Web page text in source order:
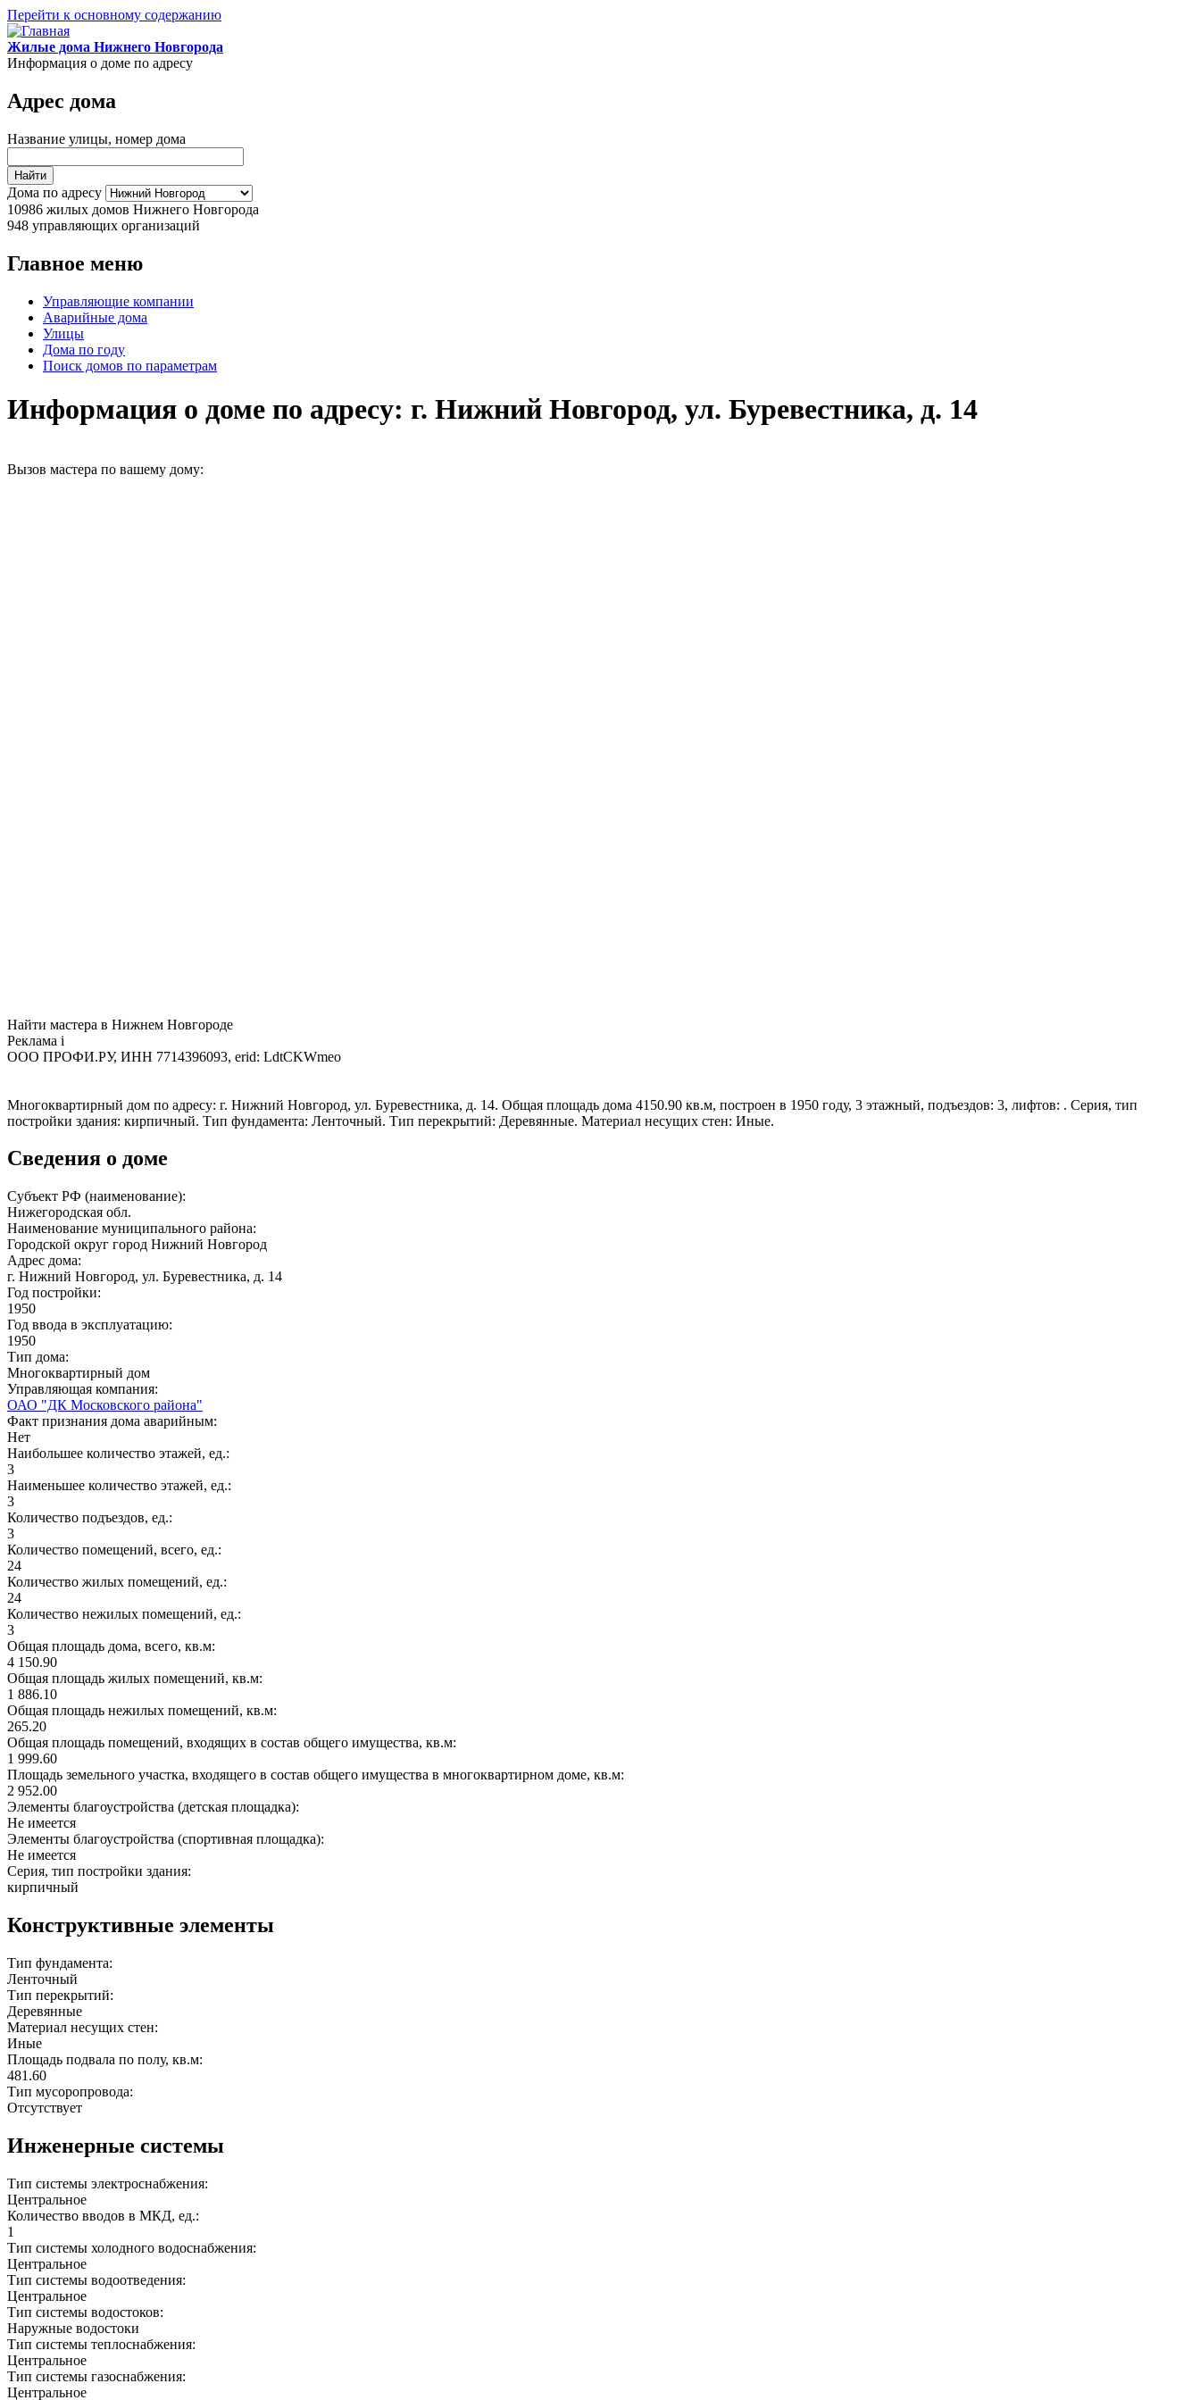
Перейти к основному содержанию
Жилые дома Нижнего Новгорода
Информация о доме по адресу
Адрес дома
Название улицы, номер дома
Дома по адресу
10986 жилых домов Нижнего Новгорода
948 управляющих организаций
Главное меню
Управляющие компании
Аварийные дома
Улицы
Дома по году
Поиск домов по параметрам
Информация о доме по адресу: г. Нижний Новгород, ул. Буревестника, д. 14
Вызов мастера по вашему дому:
Найти мастера в Нижнем Новгороде
Реклама i
ООО ПРОФИ.РУ, ИНН 7714396093, erid: LdtCKWmeo
Многоквартирный дом по адресу: г. Нижний Новгород, ул. Буревестника, д. 14. Общая площадь дома 4150.90 кв.м, построен в 1950 году, 3 этажный, подъездов: 3, лифтов: . Серия, тип
постройки здания: кирпичный. Тип фундамента: Ленточный. Тип перекрытий: Деревянные. Материал несущих стен: Иные.
Сведения о доме
Субъект РФ (наименование):
Нижегородская обл.
Наименование муниципального района:
Городской округ город Нижний Новгород
Адрес дома:
г. Нижний Новгород, ул. Буревестника, д. 14
Год постройки:
1950
Год ввода в эксплуатацию:
1950
Тип дома:
Многоквартирный дом
Управляющая компания:
ОАО "ДК Московского района"
Факт признания дома аварийным:
Нет
Наибольшее количество этажей, ед.:
3
Наименьшее количество этажей, ед.:
3
Количество подъездов, ед.:
3
Количество помещений, всего, ед.:
24
Количество жилых помещений, ед.:
24
Количество нежилых помещений, ед.:
3
Общая площадь дома, всего, кв.м:
4 150.90
Общая площадь жилых помещений, кв.м:
1 886.10
Общая площадь нежилых помещений, кв.м:
265.20
Общая площадь помещений, входящих в состав общего имущества, кв.м:
1 999.60
Площадь земельного участка, входящего в состав общего имущества в многоквартирном доме, кв.м:
2 952.00
Элементы благоустройства (детская площадка):
Не имеется
Элементы благоустройства (спортивная площадка):
Не имеется
Серия, тип постройки здания:
кирпичный
Конструктивные элементы
Тип фундамента:
Ленточный
Тип перекрытий:
Деревянные
Материал несущих стен:
Иные
Площадь подвала по полу, кв.м:
481.60
Тип мусоропровода:
Отсутствует
Инженерные системы
Тип системы электроснабжения:
Центральное
Количество вводов в МКД, ед.:
1
Тип системы холодного водоснабжения:
Центральное
Тип системы водоотведения:
Центральное
Тип системы водостоков:
Наружные водостоки
Тип системы теплоснабжения:
Центральное
Тип системы газоснабжения:
Центральное